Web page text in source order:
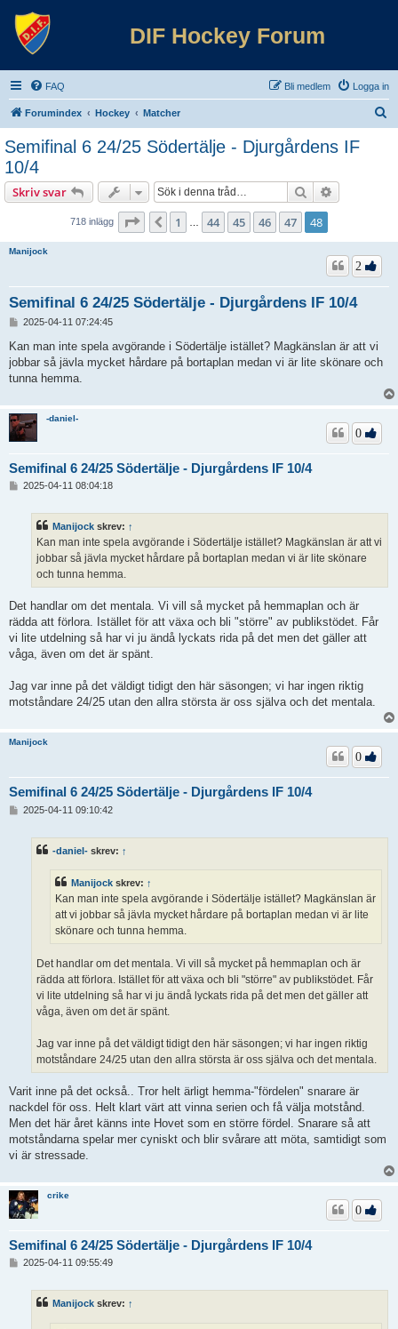
DIF Hockey Forum
FAQ Logga in
Bli medlem
Forumindex Hockey Matcher
Semifinal 6 24/25 Södertälje - Djurgårdens IF
10/4
Skriv svar Sök
718 inlägg Sida 48 av 48
Föregående
1 44 45 46 47 48
Manijock
Semifinal 6 24/25 Södertälje - Djurgårdens IF 10/4
2
l
ä
g
g
2025-04-11 07:24:45
Kan man inte spela avgörande i Södertälje istället? Magkänslan är att vi
jobbar så jävla mycket hårdare på bortaplan medan vi är lite skönare och
tunna hemma.
-daniel-
Semifinal 6 24/25 Södertälje - Djurgårdens IF 10/4
0
2025-04-11 08:04:18
Manijock skrev: ↑
Kan man inte spela avgörande i Södertälje istället? Magkänslan är att vi
jobbar så jävla mycket hårdare på bortaplan medan vi är lite skönare
och tunna hemma.
Det handlar om det mentala. Vi vill så mycket på hemmaplan och är
rädda att förlora. Istället för att växa och bli "större" av publikstödet. Får
vi lite utdelning så har vi ju ändå lyckats rida på det men det gäller att
våga, även om det är spänt.
Jag var inne på det väldigt tidigt den här säsongen; vi har ingen riktig
motståndare 24/25 utan den allra största är oss själva och det mentala.
Manijock
Semifinal 6 24/25 Södertälje - Djurgårdens IF 10/4
0
2025-04-11 09:10:42
-daniel- skrev: ↑
Manijock skrev: ↑
Kan man inte spela avgörande i Södertälje istället? Magkänslan är
att vi jobbar så jävla mycket hårdare på bortaplan medan vi är lite
skönare och tunna hemma.
Det handlar om det mentala. Vi vill så mycket på hemmaplan och är
rädda att förlora. Istället för att växa och bli "större" av publikstödet. Får
vi lite utdelning så har vi ju ändå lyckats rida på det men det gäller att
våga, även om det är spänt.
Jag var inne på det väldigt tidigt den här säsongen; vi har ingen riktig
motståndare 24/25 utan den allra största är oss själva och det mentala.
Varit inne på det också.. Tror helt ärligt hemma-"fördelen" snarare är
nackdel för oss. Helt klart värt att vinna serien och få välja motstånd.
Men det här året känns inte Hovet som en större fördel. Snarare så att
motståndarna spelar mer cyniskt och blir svårare att möta, samtidigt som
vi är stressade.
crike
Semifinal 6 24/25 Södertälje - Djurgårdens IF 10/4
0
2025-04-11 09:55:49
Manijock skrev: ↑